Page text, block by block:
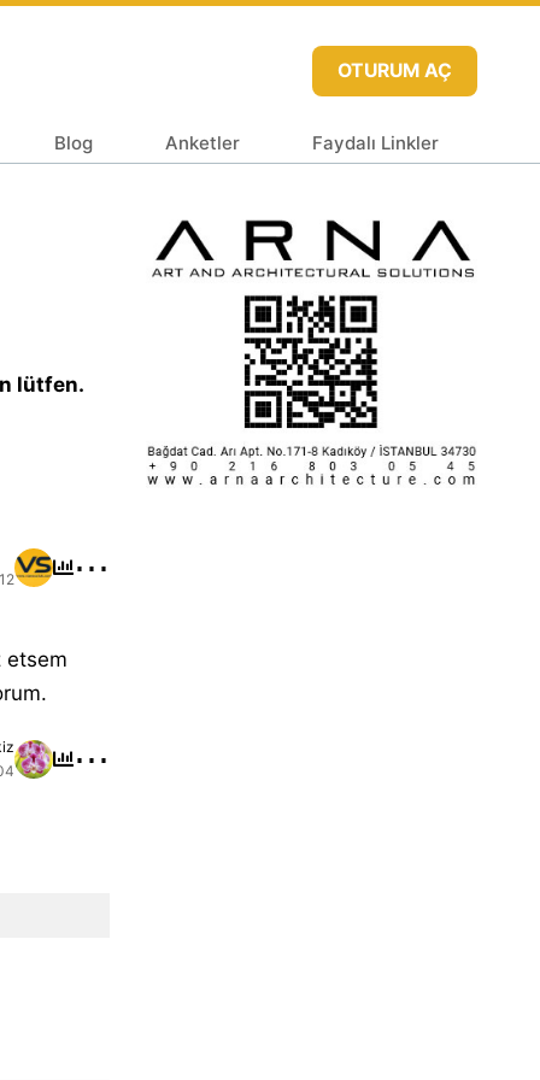
OTURUM AÇ
Blog Anketler Faydalı Linkler
lütfen.
⋯
etsem
⋯